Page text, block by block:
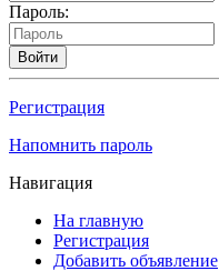
Пароль:
Войти
Регистрация
Напомнить пароль
Навигация
На главную
Регистрация
Добавить объявление